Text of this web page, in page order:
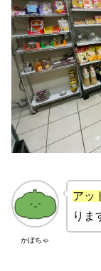
かぼちゃ
アッ
りま